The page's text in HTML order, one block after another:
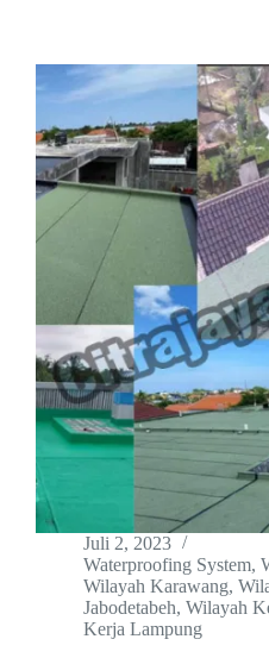
Juli 2, 2023
Waterproofing System,
Wilayah Karawang,
Jabodetabeh, Wilayah
Kerja Lampung